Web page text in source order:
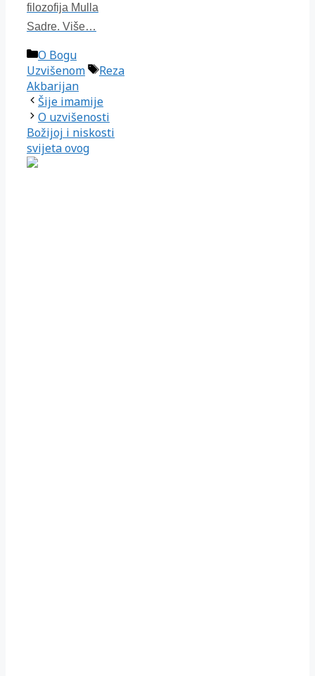
filozofija Mulla
Sadre. Više…
Kategorije
O Bogu
Uzvišenom
Oznake
Reza
Akbarijan
Šije imamije
O uzvišenosti
Božijoj i niskosti
svijeta ovog